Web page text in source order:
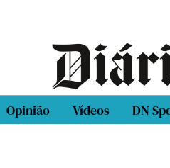
Opinião Vídeos DN